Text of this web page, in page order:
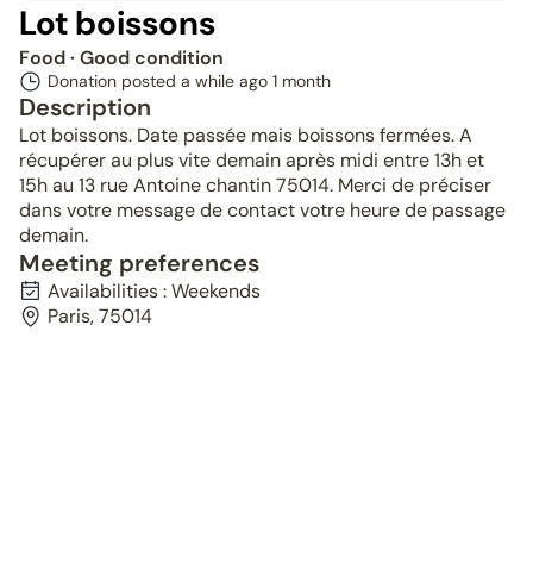
Lot boissons
Food· Good condition
Donation posted a while ago 1 month
Description
Lot boissons. Date passée mais boissons fermées. A
récupérer au plus vite demain après midi entre 13h et
15h au 13 rue Antoine chantin 75014. Merci de préciser
dans votre message de contact votre heure de passage
demain.
Meeting preferences
Availabilities : Weekends
Paris, 75014